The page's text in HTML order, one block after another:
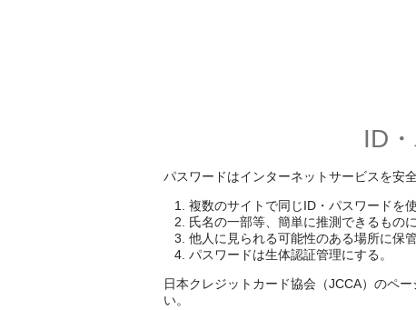
ID
パスワードはインターネットサービスを安
複数のサイトで同じID・パスワードを
氏名の一部等、簡単に推測できるものに
他人に見られる可能性のある場所に保管
パスワードは生体認証管理にする。
日本クレジットカード協会（JCCA）のペ
い。